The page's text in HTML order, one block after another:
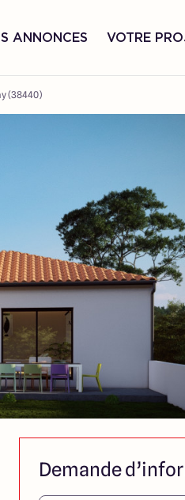
ANNONCES VOTRE
(38440)
Demande